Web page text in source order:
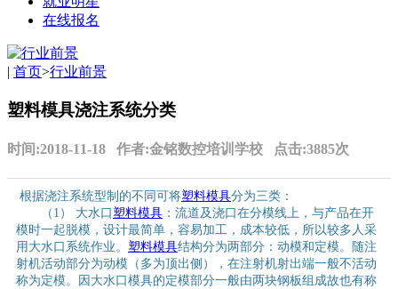
在线报名
| 首页>行业前景
塑料模具浇注系统分类
时间:2018-11-18 作者:金铭数控培训学校 点击:3885次
根据浇注系统型制的不同可将塑料模具分为三类：
（1） 大水口 塑料模具 ：流道及浇口在分模线上，与产品在开
模时一起脱模，设计最简单，容易加工，成本较低，所以较多人采
用大水口系统作业。 塑料模具结构分为两部分：动模和定模。随注
射机活动部分为动模（多为顶出侧），在注射机射出端一般不活动
称为定模。因大水口模具的定模部分一般由两块钢板组成故也有称